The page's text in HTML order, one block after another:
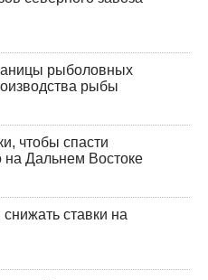
рыболовных
рыбы
чтобы спасти
Дальнем Востоке
ставки на